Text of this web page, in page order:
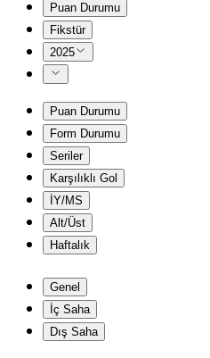
Puan Durumu
Fikstür
2025
Puan Durumu
Form Durumu
Seriler
Karşılıklı Gol
İY/MS
Alt/Üst
Haftalık
Genel
İç Saha
Dış Saha